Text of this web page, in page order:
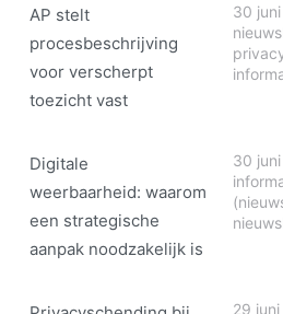
AP stelt
procesbeschrijving
voor verscherpt
toezicht vast
30
Digitale
weerbaarheid: waarom
een strategische
aanpak noodzakelijk is
30
29